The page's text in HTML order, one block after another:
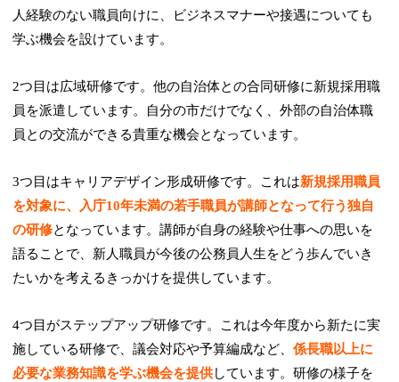
人経験のない職員向けに、ビジネスマナーや接遇についても
学ぶ機会を設けています。
2つ目は広域研修です。他の自治体との合同研修に新規採用職
員を派遣しています。自分の市だけでなく、外部の自治体職
員との交流ができる貴重な機会となっています。
3つ目はキャリアデザイン形成研修です。これは新規採用職員
を対象に、入庁10年未満の若手職員が講師となって行う独自
の研修となっています。講師が自身の経験や仕事への思いを
語ることで、新人職員が今後の公務員人生をどう歩んでいき
たいかを考えるきっかけを提供しています。
4つ目がステップアップ研修です。これは今年度から新たに実
施している研修で、議会対応や予算編成など、係長職以上に
必要な業務知識を学ぶ機会を提供しています。研修の様子を